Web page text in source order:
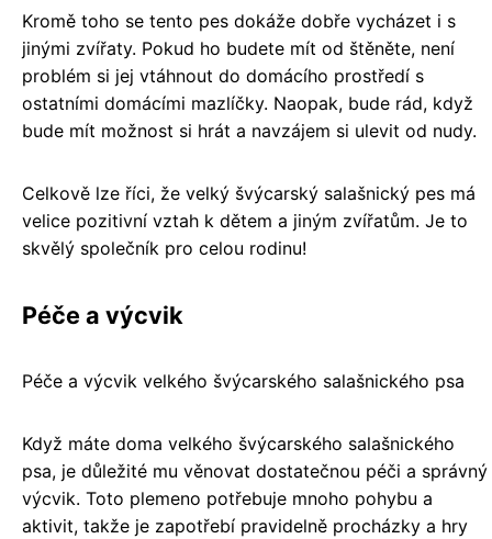
Kromě toho se tento pes dokáže dobře vycházet i s
jinými zvířaty. Pokud ho budete mít od štěněte, není
problém si jej vtáhnout do domácího prostředí s
ostatními domácími mazlíčky. Naopak, bude rád, když
bude mít možnost si hrát a navzájem si ulevit od nudy.
Celkově lze říci, že velký švýcarský salašnický pes má
velice pozitivní vztah k dětem a jiným zvířatům. Je to
skvělý společník pro celou rodinu!
Péče a výcvik
Péče a výcvik velkého švýcarského salašnického psa
Když máte doma velkého švýcarského salašnického
psa, je důležité mu věnovat dostatečnou péči a správný
výcvik. Toto plemeno potřebuje mnoho pohybu a
aktivit, takže je zapotřebí pravidelně procházky a hry